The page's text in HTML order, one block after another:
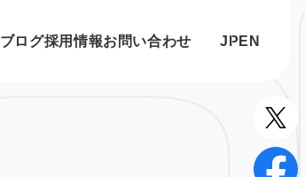
ブログ採用情報お問い合わせ JP EN